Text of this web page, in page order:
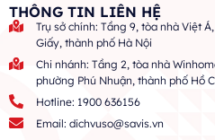
THÔNG TIN LIÊN HỆ
Trụ sở chính: Tầng 9, tòa nhà Việt
Giấy, thành phố Hà Nội
Chi nhánh: Tầng 2, tòa nhà
phường Phú Nhuận, thành phố Hồ
Hotline: 1900 636156
Email: dichvuso@savis.vn